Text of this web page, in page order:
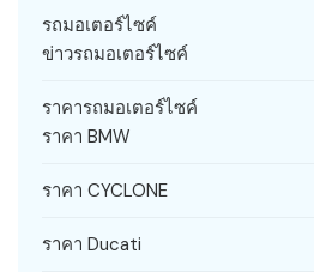
รถมอเตอร์ไซค์
ข่าวรถมอเตอร์ไซค์
ราคารถมอเตอร์ไซค์
ราคา BMW
ราคา CYCLONE
ราคา Ducati